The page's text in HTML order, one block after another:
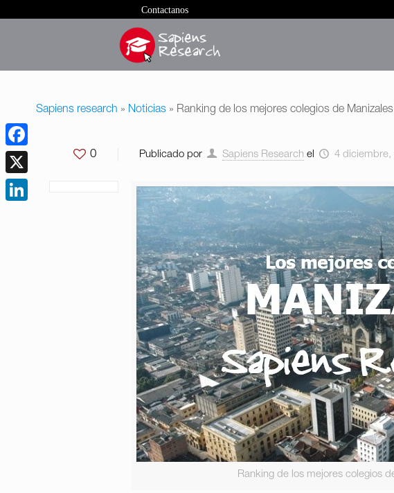
Contactanos
Sapiens research » Noticias » Ranking de los mejores colegios de
0 Publicado por Sapiens Research el 4 diciembre,
Ranking de los mejores colegios
Facebook
X